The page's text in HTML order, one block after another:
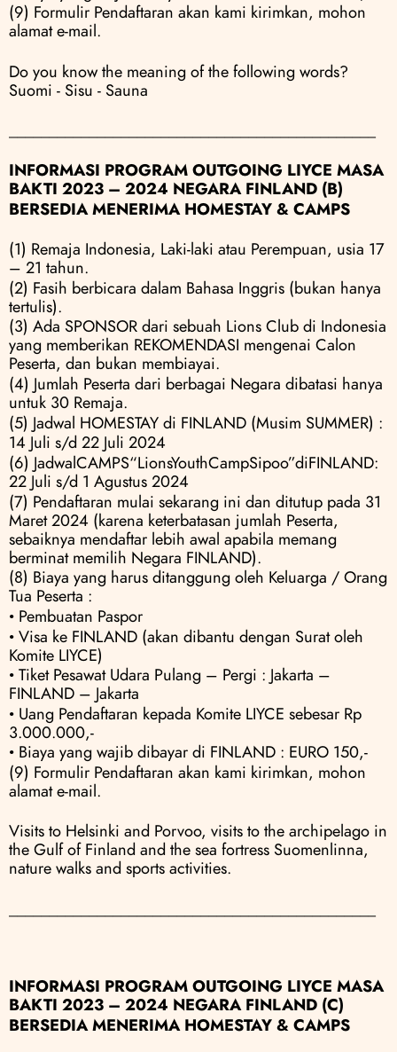
(9) Formulir Pendaftaran akan kami kirimkan, mohon
alamat e-mail.
Do you know the meaning of the following words?
Suomi - Sisu - Sauna
INFORMASI PROGRAM OUTGOING LIYCE MASA
BAKTI 2023 – 2024 NEGARA FINLAND (B)
BERSEDIA MENERIMA HOMESTAY & CAMPS
(1) Remaja Indonesia, Laki-laki atau Perempuan, usia 17
– 21 tahun.
(2) Fasih berbicara dalam Bahasa Inggris (bukan hanya
tertulis).
(3) Ada SPONSOR dari sebuah Lions Club di Indonesia
yang memberikan REKOMENDASI mengenai Calon
Peserta, dan bukan membiayai.
(4) Jumlah Peserta dari berbagai Negara dibatasi hanya
untuk 30 Remaja.
(5) Jadwal HOMESTAY di FINLAND (Musim SUMMER) :
14 Juli s/d 22 Juli 2024
(6) JadwalCAMPS“LionsYouthCampSipoo”diFINLAND:
22 Juli s/d 1 Agustus 2024
(7) Pendaftaran mulai sekarang ini dan ditutup pada 31
Maret 2024 (karena keterbatasan jumlah Peserta,
sebaiknya mendaftar lebih awal apabila memang
berminat memilih Negara FINLAND).
(8) Biaya yang harus ditanggung oleh Keluarga / Orang
Tua Peserta :
• Pembuatan Paspor
• Visa ke FINLAND (akan dibantu dengan Surat oleh
Komite LIYCE)
• Tiket Pesawat Udara Pulang – Pergi : Jakarta –
FINLAND – Jakarta
• Uang Pendaftaran kepada Komite LIYCE sebesar Rp
3.000.000,-
• Biaya yang wajib dibayar di FINLAND : EURO 150,-
(9) Formulir Pendaftaran akan kami kirimkan, mohon
alamat e-mail.
Visits to Helsinki and Porvoo, visits to the archipelago in
the Gulf of Finland and the sea fortress Suomenlinna,
nature walks and sports activities.
INFORMASI PROGRAM OUTGOING LIYCE MASA
BAKTI 2023 – 2024 NEGARA FINLAND (C)
BERSEDIA MENERIMA HOMESTAY & CAMPS